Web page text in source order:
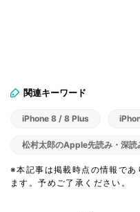
関連キーワード
iPhone 8 / 8 Plus
松村太郎のApple先読み・深読
※本記事は掲載時点の情報であ
ます。予めご了承ください。